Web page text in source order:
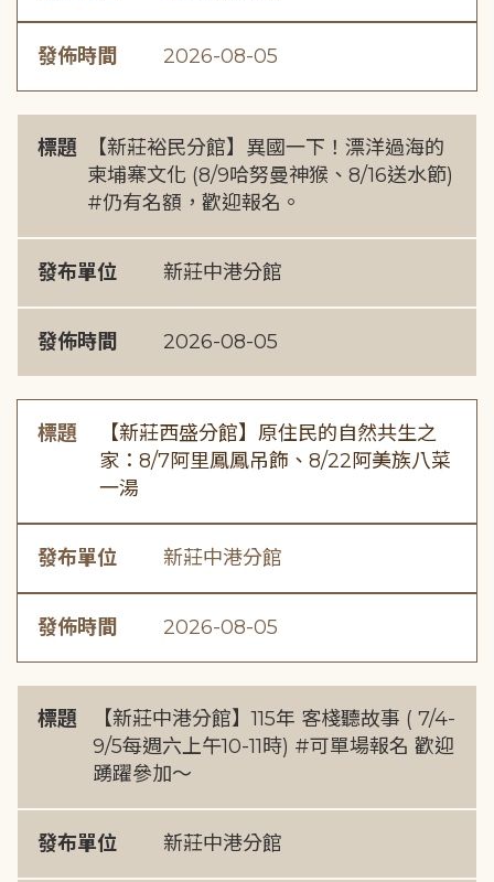
發佈時間 2026-08-05
標題
【新莊裕民分館】異國一下！漂洋過海的
柬埔寨文化 (8/9哈努曼神猴、8/16送水節)
#仍有名額，歡迎報名。
發布單位 新莊中港分館
發佈時間 2026-08-05
標題
【新莊西盛分館】原住民的自然共生之
家：8/7阿里鳳鳳吊飾、8/22阿美族八菜
一湯
發布單位 新莊中港分館
發佈時間 2026-08-05
標題
【新莊中港分館】115年 客棧聽故事 ( 7/4-
9/5每週六上午10-11時) #可單場報名 歡迎
踴躍參加～
發布單位 新莊中港分館